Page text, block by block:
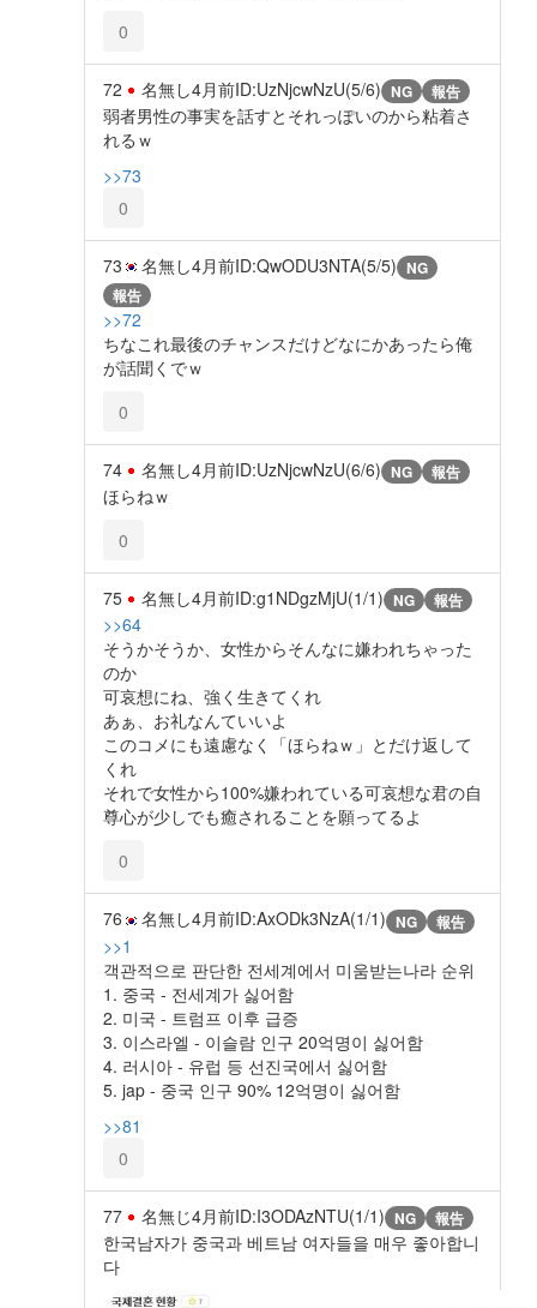
0
72 名無し4月前ID:UzNjcwNzU(5/6) NG 報告
弱者男性の事実を話すとそれっぽいのから粘着さ
れるｗ
>>73
0
73 名無し4月前ID:QwODU3NTA(5/5) NG
報告
>>72
ちなこれ最後のチャンスだけどなにかあったら俺
が話聞くでｗ
0
74 名無し4月前ID:UzNjcwNzU(6/6) NG 報告
ほらねｗ
0
75 名無し4月前ID:g1NDgzMjU(1/1) NG 報告
>>64
そうかそうか、女性からそんなに嫌われちゃった
のか
可哀想にね、強く生きてくれ
あぁ、お礼なんていいよ
このコメにも遠慮なく「ほらねｗ」とだけ返して
くれ
それで女性から100%嫌われている可哀想な君の自
尊心が少しでも癒されることを願ってるよ
0
76 名無し4月前ID:AxODk3NzA(1/1) NG 報告
>>1
객관적으로 판단한 전세계에서 미움받는나라 순위
1. 중국 - 전세계가 싫어함
2. 미국 - 트럼프 이후 급증
3. 이스라엘 - 이슬람 인구 20억명이 싫어함
4. 러시아 - 유럽 등 선진국에서 싫어함
5. jap - 중국 인구 90% 12억명이 싫어함
>>81
0
77 名無じ4月前ID:I3ODAzNTU(1/1) NG 報告
한국남자가 중국과 베트남 여자들을 매우 좋아합니
다